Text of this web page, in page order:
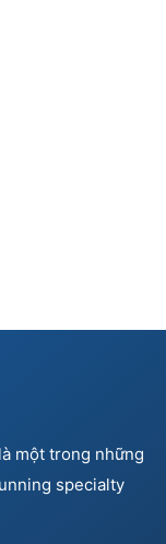
một trong những
specialty